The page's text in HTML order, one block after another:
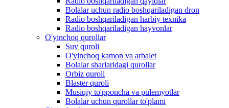
Bolalar uchun radio boshqariladigan dron
Radio boshqariladigan harbiy texnika
Radio boshqariladigan hayvonlar
O'yinchoq qurollar
Suv quroli
O'yinchoq kamon va arbalet
Bolalar sharlaridagi qurollar
Orbiz quroli
Blaster quroli
Musiqiy to'pponcha va pulemyotlar
Bolalar uchun qurollar to'plami